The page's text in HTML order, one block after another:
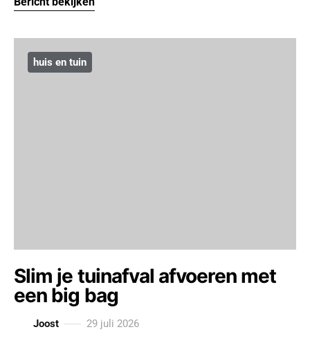
huis en tuin
Slim je tuinafval afvoeren met
een big bag
Joost 29 juli 2026